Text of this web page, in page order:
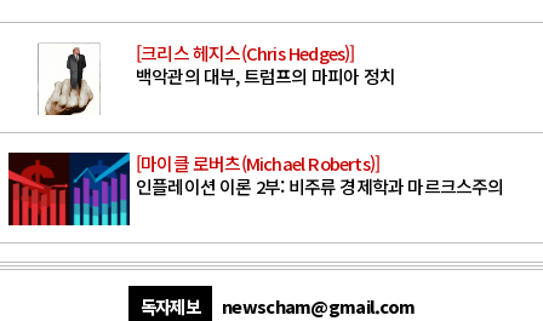
[크리스 헤지스(Chris Hedges)]
백악관의 대부, 트럼프의 마피아 정치
[마이클 로버츠(Michael Roberts)]
인플레이션 이론 2부: 비주류 경제학과 마르크스주의
독자제보 newscham@gmail.com